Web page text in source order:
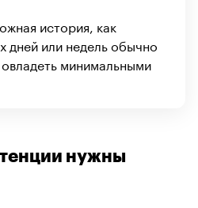
история, как
дней или недель обычно
минимальными
нужны